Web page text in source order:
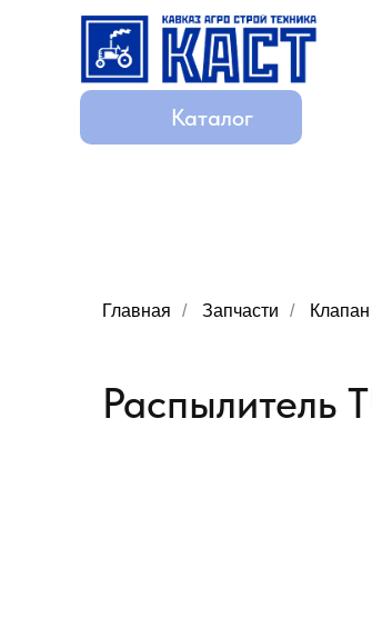
Каталог
Каталог
Главная / Запчасти /
Распылитель